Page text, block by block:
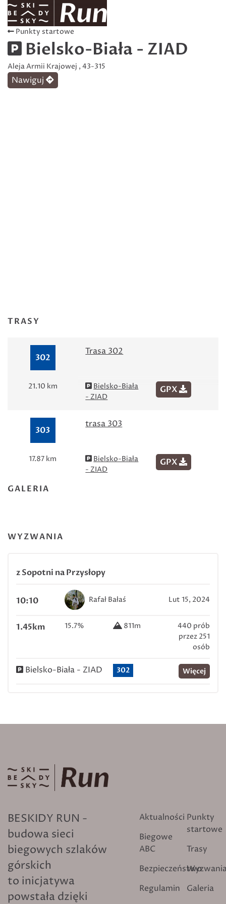
Punkty startowe
Bielsko-Biała - ZIAD
Aleja Armii Krajowej , 43-315
Nawiguj
TRASY
302
Trasa 302
21.10 km
Bielsko-Biała
- ZIAD
GPX
303
trasa 303
17.87 km
Bielsko-Biała
- ZIAD
GPX
GALERIA
WYZWANIA
z Sopotni na Przysłopy
10:10 Rafał Bałaś Lut 15, 2024
1.45km 15.7% 811m
440 prób
przez 251
osób
Bielsko-Biała - ZIAD 302 Więcej
BESKIDY RUN -
budowa sieci
biegowych szlaków
górskich
to inicjatywa
powstała dzięki
Aktualności
Biegowe
ABC
Bezpieczeństwo
Regulamin
Punkty
startowe
Trasy
Galeria